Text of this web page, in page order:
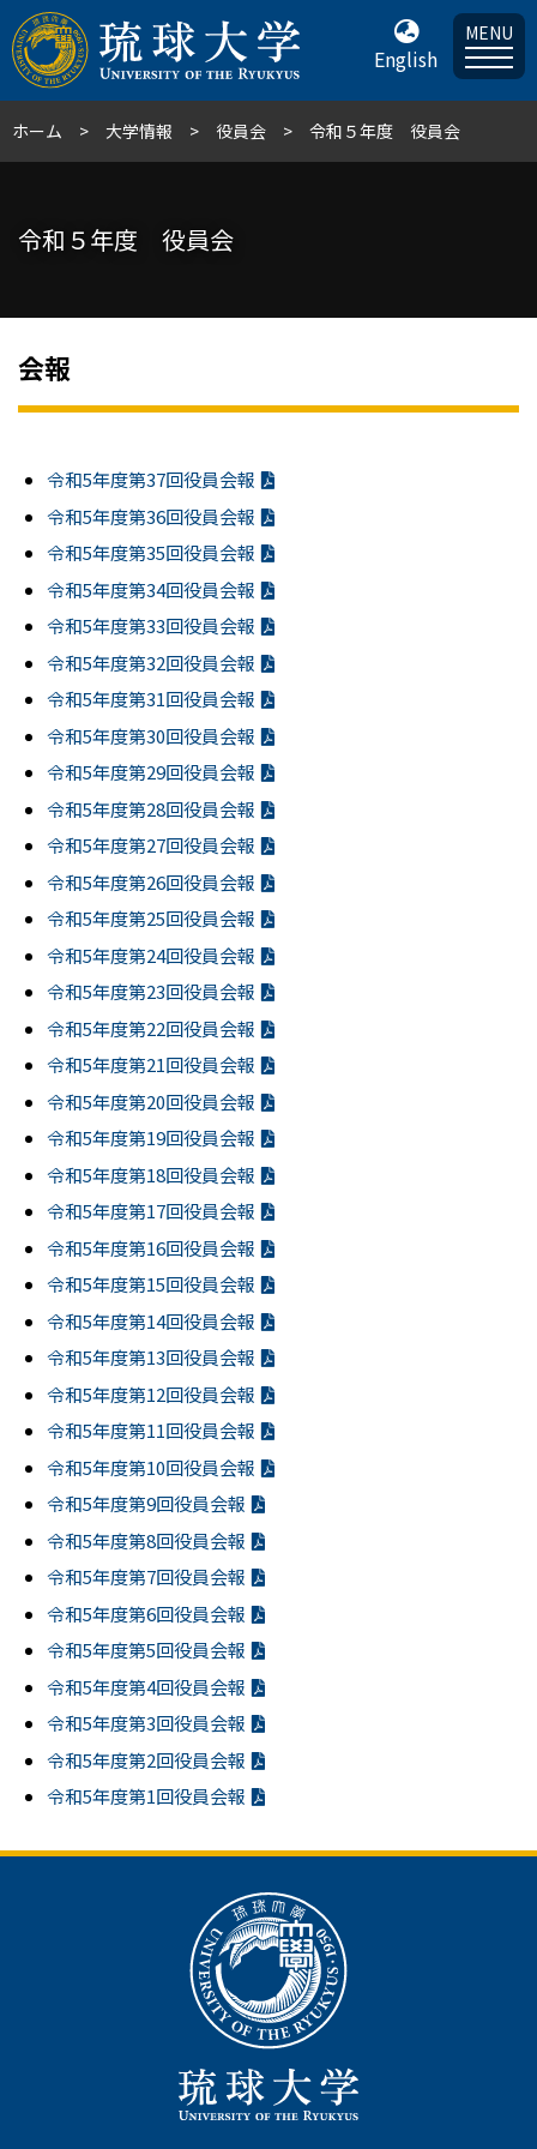
English
MENU
ホーム 大学情報 役員会 令和５年度 役員会
令和５年度 役員会
会報
令和5年度第37回役員会報
令和5年度第36回役員会報
令和5年度第35回役員会報
令和5年度第34回役員会報
令和5年度第33回役員会報
令和5年度第32回役員会報
令和5年度第31回役員会報
令和5年度第30回役員会報
令和5年度第29回役員会報
令和5年度第28回役員会報
令和5年度第27回役員会報
令和5年度第26回役員会報
令和5年度第25回役員会報
令和5年度第24回役員会報
令和5年度第23回役員会報
令和5年度第22回役員会報
令和5年度第21回役員会報
令和5年度第20回役員会報
令和5年度第19回役員会報
令和5年度第18回役員会報
令和5年度第17回役員会報
令和5年度第16回役員会報
令和5年度第15回役員会報
令和5年度第14回役員会報
令和5年度第13回役員会報
令和5年度第12回役員会報
令和5年度第11回役員会報
令和5年度第10回役員会報
令和5年度第9回役員会報
令和5年度第8回役員会報
令和5年度第7回役員会報
令和5年度第6回役員会報
令和5年度第5回役員会報
令和5年度第4回役員会報
令和5年度第3回役員会報
令和5年度第2回役員会報
令和5年度第1回役員会報